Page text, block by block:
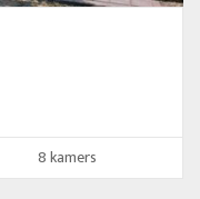
8 kamers